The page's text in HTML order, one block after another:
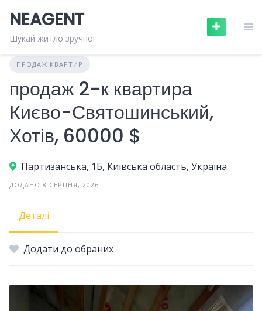
content
NEAGENT
Шукай житло зручно!
ПРОДАЖ КВАРТИР
продаж 2-к квартира
Києво-Святошинський,
Хотів, 60000 $
Партизанська, 1Б, Київська область, Україна
ДОДАНО 8 СЕРПНЯ, 2026
Деталі
Додати до обраних